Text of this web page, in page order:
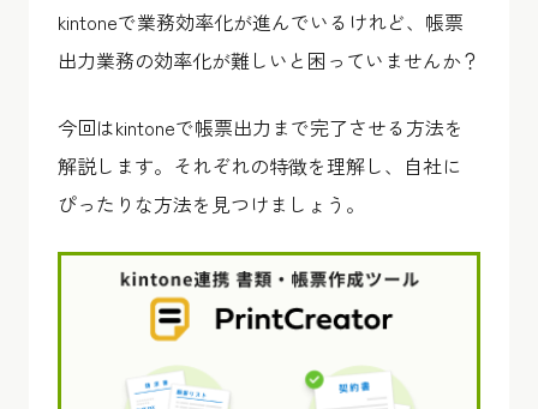
kintoneで業務効率化が進んでいるけれど、帳票
出力業務の効率化が難しいと困っていませんか？
今回はkintoneで帳票出力まで完了させる方法を
解説します。それぞれの特徴を理解し、自社に
ぴったりな方法を見つけましょう。